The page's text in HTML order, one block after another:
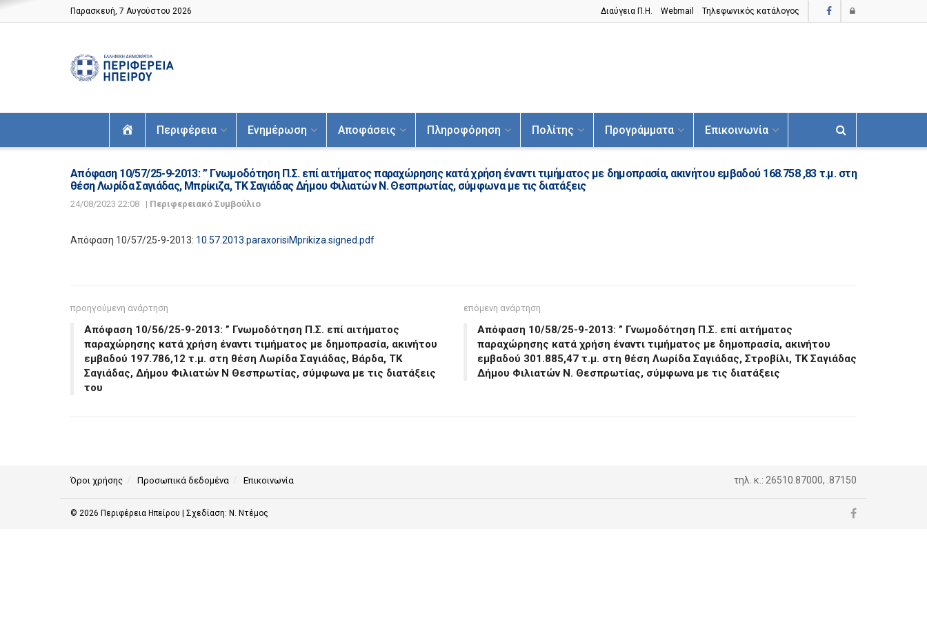
Παρασκευή, 7 Αυγούστου 2026 Διαύγεια Π.H. Webmail Τηλεφωνικός κατάλογος
ΑρχικήΠεριφέρεια Ενημέρωση Αποφάσεις Πληροφόρηση Πολίτης Προγράμματα Επικοινωνία
Απόφαση 10/57/25-9-2013: ” Γνωμοδότηση Π.Σ. επί αιτήματος παραχώρησης κατά χρήση έναντι τιμήματος με δημοπρασία, ακινήτου εμβαδού 168.758 ,83 τ.μ. στη
θέση Λωρίδα Σαγιάδας, Μπρίκιζα, ΤΚ Σαγιάδας Δήμου Φιλιατών Ν. Θεσπρωτίας, σύμφωνα με τις διατάξεις
24/08/2023 22:08 | Περιφερειακό Συμβούλιο
Απόφαση 10/57/25-9-2013: 10.57.2013.paraxorisiMprikiza.signed.pdf
προηγούμενη ανάρτηση
Απόφαση 10/56/25-9-2013: ” Γνωμοδότηση Π.Σ. επί αιτήματος
παραχώρησης κατά χρήση έναντι τιμήματος με δημοπρασία, ακινήτου
εμβαδού 197.786,12 τ.μ. στη θέση Λωρίδα Σαγιάδας, Βάρδα, ΤΚ
Σαγιάδας, Δήμου Φιλιατών Ν Θεσπρωτίας, σύμφωνα με τις διατάξεις
του
επόμενη ανάρτηση
Απόφαση 10/58/25-9-2013: ” Γνωμοδότηση Π.Σ. επί αιτήματος
παραχώρησης κατά χρήση έναντι τιμήματος με δημοπρασία, ακινήτου
εμβαδού 301.885,47 τ.μ. στη θέση Λωρίδα Σαγιάδας, Στροβίλι, ΤΚ Σαγιάδας
Δήμου Φιλιατών Ν. Θεσπρωτίας, σύμφωνα με τις διατάξεις
Όροι χρήσης Προσωπικά δεδομένα Επικοινωνία τηλ. κ.: 26510.87000, .87150
© 2026 Περιφέρεια Ηπείρου | Σχεδίαση: Ν. Ντέμος